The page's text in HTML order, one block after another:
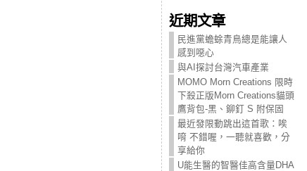
近期文章
民進黨蟾蜍青鳥總是能讓人
感到噁心
與AI探討台灣汽車產業
MOMO Morn Creations 限時
下殺正版Morn Creations貓頭
鷹背包-黑、鉚釘 S 附保固
最近發限動跳出這首歌：唉
唷 不錯喔，一聽就喜歡，分
享給你
U能生醫的智醫佳高含量DHA